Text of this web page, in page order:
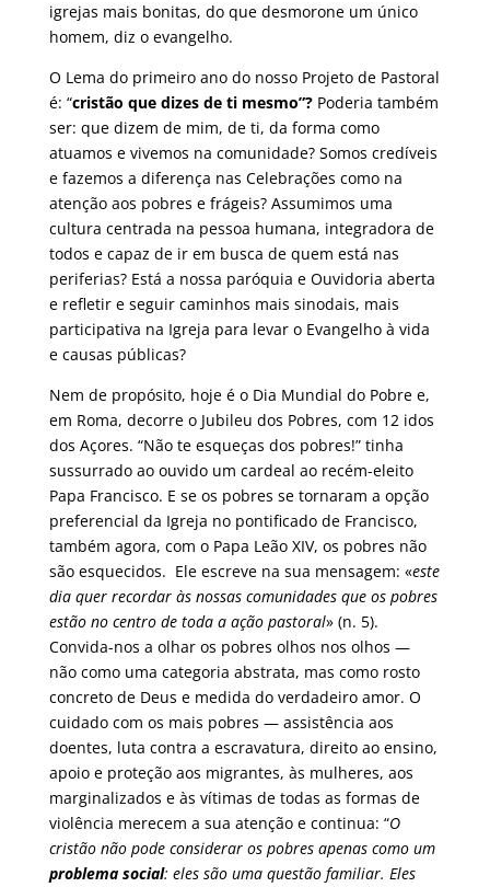
igrejas mais bonitas, do que desmorone um único
homem, diz o evangelho.
O Lema do primeiro ano do nosso Projeto de Pastoral
é: “cristão que dizes de ti mesmo”?Poderia também
ser: que dizem de mim, de ti, da forma como
atuamos e vivemos na comunidade? Somos credíveis
e fazemos a diferença nas Celebrações como na
atenção aos pobres e frágeis? Assumimos uma
cultura centrada na pessoa humana, integradora de
todos e capaz de ir em busca de quem está nas
periferias? Está a nossa paróquia e Ouvidoria aberta
e refletir e seguir caminhos mais sinodais, mais
participativa na Igreja para levar o Evangelho à vida
e causas públicas?
Nem de propósito, hoje é o Dia Mundial do Pobre e,
em Roma, decorre o Jubileu dos Pobres, com 12 idos
dos Açores. “Não te esqueças dos pobres!” tinha
sussurrado ao ouvido um cardeal ao recém-eleito
Papa Francisco. E se os pobres se tornaram a opção
preferencial da Igreja no pontificado de Francisco,
também agora, com o Papa Leão XIV, os pobres não
são esquecidos. Ele escreve na sua mensagem: «este
dia quer recordar às nossas comunidades que os pobres
estão no centro de toda a ação pastoral» (n. 5).
Convida-nos a olhar os pobres olhos nos olhos —
não como uma categoria abstrata, mas como rosto
concreto de Deus e medida do verdadeiro amor. O
cuidado com os mais pobres — assistência aos
doentes, luta contra a escravatura, direito ao ensino,
apoio e proteção aos migrantes, às mulheres, aos
marginalizados e às vítimas de todas as formas de
violência merecem a sua atenção e continua: “O
cristão não pode considerar os pobres apenas como um
problema social: eles são uma questão familiar. Eles